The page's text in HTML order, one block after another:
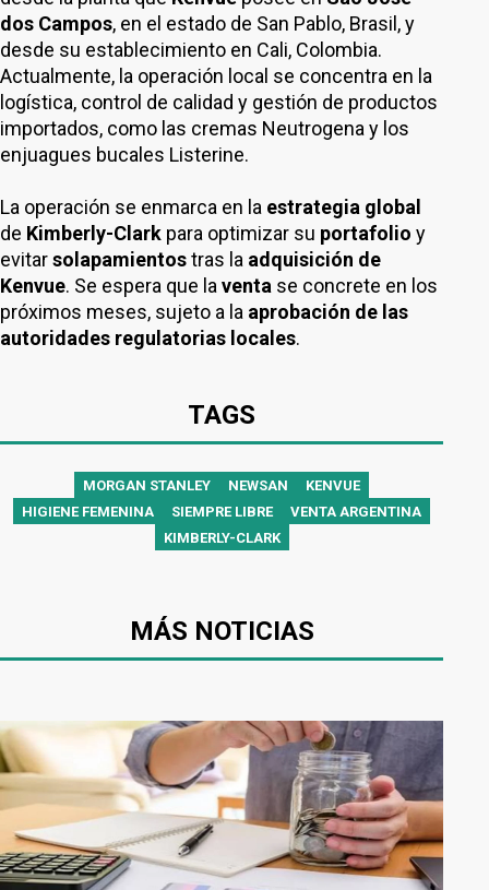
dos Campos, en el estado de San Pablo, Brasil, y
desde su establecimiento en Cali, Colombia.
Actualmente, la operación local se concentra en la
logística, control de calidad y gestión de productos
importados, como las cremas Neutrogena y los
enjuagues bucales Listerine.
La operación se enmarca en la estrategia global
de Kimberly-Clark para optimizar su portafolio y
evitarsolapamientostras la adquisición de
Kenvue. Se espera que la venta se concrete en los
próximos meses, sujeto a la aprobación de las
autoridades regulatorias locales.
TAGS
MORGAN STANLEY NEWSAN
KENVUE
HIGIENE FEMENINA
SIEMPRE LIBRE
VENTA ARGENTINA
KIMBERLY-CLARK
MÁS NOTICIAS